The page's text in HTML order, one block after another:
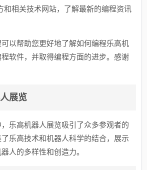
和相关技术网站，了解最新的编程资讯
以帮助您更好地了解如何编程乐高机
软件，并取得编程方面的进步。感谢
展览
乐高机器人展览吸引了众多参观者的
乐高技术和机器人科学的结合，展示
人的多样性和创造力。